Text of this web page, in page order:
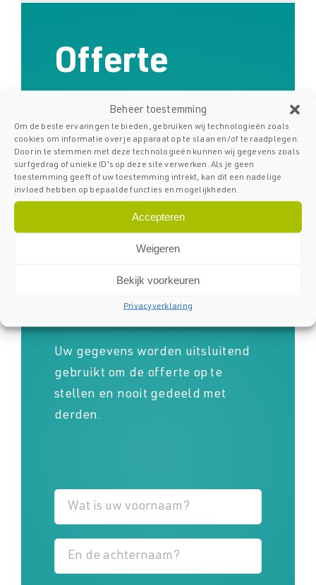
Beheer toestemming
Om de beste ervaringen te bieden, gebruiken wij technologieën zoals
cookies om informatie over je apparaat op te slaan en/of te raadplegen.
Door in te stemmen met deze technologieën kunnen wij gegevens zoals
surfgedrag of unieke ID's op deze site verwerken. Als je geen
toestemming geeft of uw toestemming intrekt, kan dit een nadelige
invloed hebben op bepaalde functies en mogelijkheden.
Accepteren
Weigeren
Bekijk voorkeuren
Privacyverklaring
Offerte
aanvragen
voor uw
glasbalustrade
vrijblijvend
Vul uw naam en adresgegevens in
Uw gegevens worden uitsluitend
gebruikt om de offerte op te
stellen en nooit gedeeld met
derden.